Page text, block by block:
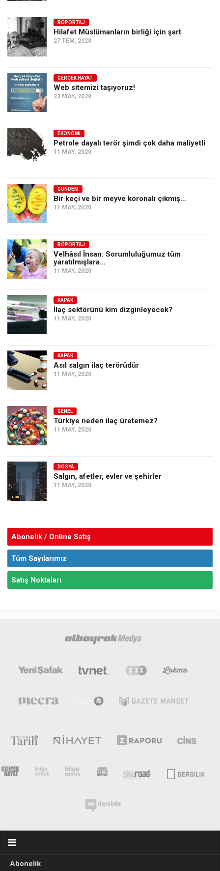
RÖPORTAJ
Hilafet Müslümanların birliği için şart
27 TEM, 2020
GERÇEK HAYAT
Web sitemizi taşıyoruz!
23 MAY, 2020
EKONOMI
Petrole dayalı terör şimdi çok daha maliyetli
11 MAY, 2020
GÜNDEM
Bir keçi ve bir meyve koronalı çıkmış…
11 MAY, 2020
RÖPORTAJ
Velhâsıl İnsan: Sorumluluğumuz tüm
yaratılmışlara…
11 MAY, 2020
KAPAK
İlaç sektörünü kim dizginleyecek?
11 MAY, 2020
KAPAK
Asıl salgın ilaç terörüdür
11 MAY, 2020
GENEL
Türkiye neden ilaç üretemez?
11 MAY, 2020
DOSYA
Salgın, afetler, evler ve şehirler
11 MAY, 2020
Abonelik / Online Satış
Tüm Sayılarımız
Satış Noktaları
Abonelik